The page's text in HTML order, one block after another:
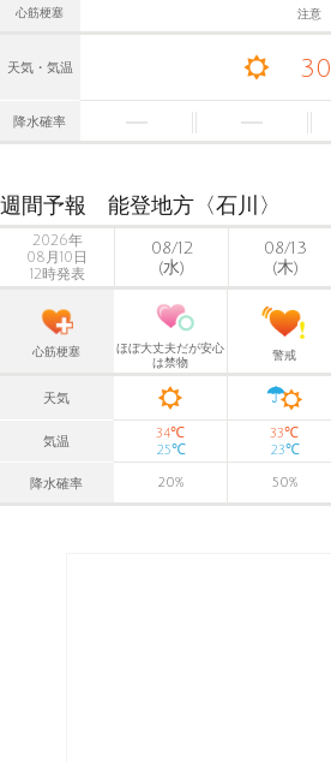
心筋梗塞 注意
天気・気温 30
降水確率
週間予報 能登地方〈石川〉
2026年
08月10日
12時発表
08/12
(水)
08/13
(木)
心筋梗塞
ほぼ大丈夫だが安心
は禁物
警戒
天気
気温
34℃
25℃
33℃
23℃
降水確率 20% 50%